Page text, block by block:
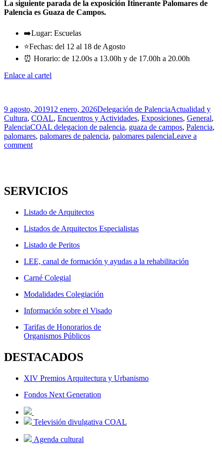
La siguiente parada de la exposición Itinerante Palomares de
Palencia es Guaza de Campos.
➡️Lugar: Escuelas
⭐️Fechas: del 12 al 18 de Agosto
⏰ Horario: de 12.00s a 13.00h y de 17.00h a 20.00h
Enlace al cartel
Publicado
el
9 agosto, 201912 enero, 2026Autor
Delegación de PalenciaCategorías
Actualidad y
Cultura, COAL, Encuentros y Actividades, Exposiciones, General,
PalenciaEtiquetas
COAL delegacion de palencia, guaza de campos, Palencia,
palomares, palomares de palencia, palomares palenciaLeave a
comment
SERVICIOS
Listado de Arquitectos
Listados de Arquitectos Especialistas
Listado de Peritos
LEE, canal de formación y ayudas a la rehabilitación
Carné Colegial
Modalidades Colegiación
Información sobre el Visado
Tarifas de Honorarios de
Organismos Públicos
DESTACADOS
XIV Premios Arquitectura y Urbanismo
Fondos Next Generation
Televisión divulgativa COAL
Agenda cultural